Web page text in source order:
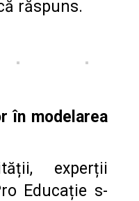
răspuns.
în modelarea
experții
Educație s-